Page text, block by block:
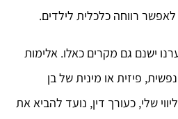
רווחה כלכלית לילדים.
ישנם גם מקרים כאלו. אלימות
פיזית או מינית של בן
שלי, כעורך דין, נועד להביא את